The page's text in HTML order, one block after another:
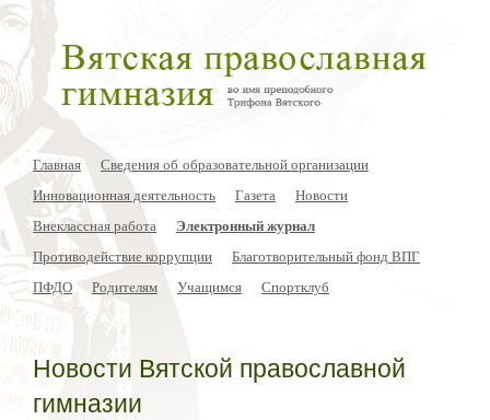
Главная
Сведения об образовательной организации
Инновационная деятельность
Газета
Новости
Внеклассная работа
Электронный журнал
Противодействие коррупции
Благотворительный фонд ВПГ
ПФДО
Родителям Учащимся Спортклуб
Новости Вятской православной
гимназии